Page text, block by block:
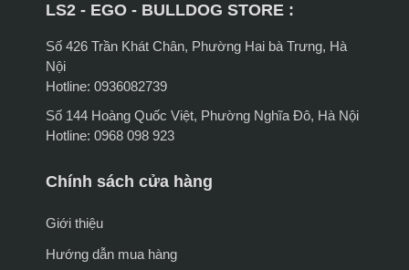
LS2 - EGO - BULLDOG STORE :
Số 426 Trần Khát Chân, Phường Hai bà Trưng, Hà
Nội
Hotline: 0936082739
Số 144 Hoàng Quốc Việt, Phường Nghĩa Đô, Hà Nội
Hotline: 0968 098 923
Chính sách cửa hàng
Giới thiệu
Hướng dẫn mua hàng